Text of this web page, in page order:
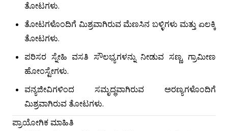
ತೋಟಗಳು.
ತೋಟಗಳೊಂದಿಗೆ ಮಿಶ್ರವಾಗಿರುವ ಮೆಣಸಿನ ಬಳ್ಳಿಗಳು ಮತ್ತು ಏಲಕ್ಕಿ
ತೋಟಗಳು.
ಪರಿಸರ ಸ್ನೇಹಿ ವಸತಿ ಸೌಲಭ್ಯಗಳನ್ನು ನೀಡುವ ಸಣ್ಣ, ಗ್ರಾಮೀಣ
ಹೋಂಸ್ಟೇಗಳು.
ವನ್ಯಜೀವಿಗಳಿಂದ ಸಮೃದ್ಧವಾಗಿರುವ ಅರಣ್ಯಗಳೊಂದಿಗೆ
ಮಿಶ್ರವಾಗಿರುವ ತೋಟಗಳು.
ಪ್ರಾಯೋಗಿಕ ಮಾಹಿತಿ